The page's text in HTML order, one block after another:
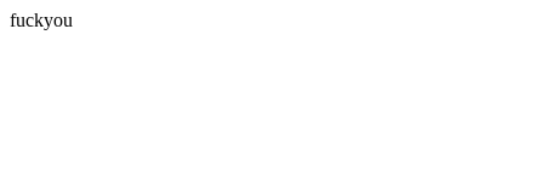
fuckyou